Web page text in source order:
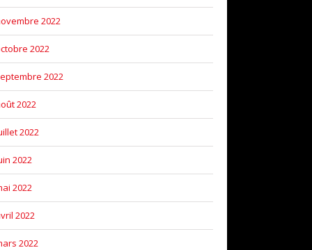
2022
2022
2022
2022
2022
2022
2022
2022
2022